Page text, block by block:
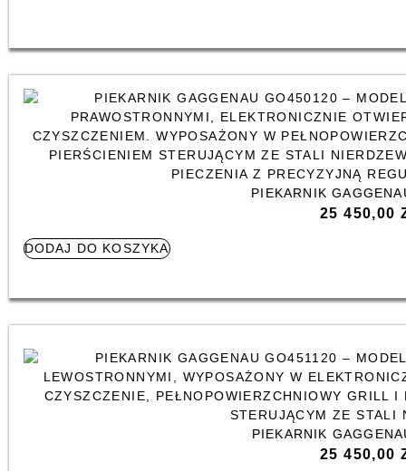
PIEKARNIK
25 450,00
DODAJ DO KOSZYKA
PIEKARNIK
25 450,00